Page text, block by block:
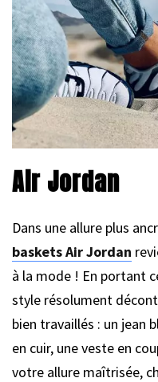
Air Jordan
Dans une allure plus
baskets Air Jordan
à la mode ! En portant
style résolument
bien travaillés : un jean
en cuir, une veste en
votre allure maîtrisée,